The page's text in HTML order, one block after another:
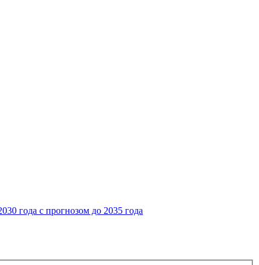
года с прогнозом до 2035 года